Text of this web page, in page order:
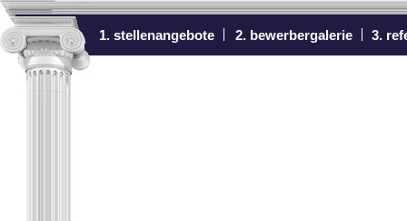
1. stellenangebote 2. bewerbergalerie 3.